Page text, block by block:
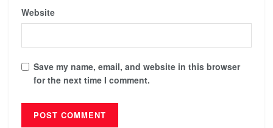
Website
Save my name, email, and website in this browser
for the next time I comment.